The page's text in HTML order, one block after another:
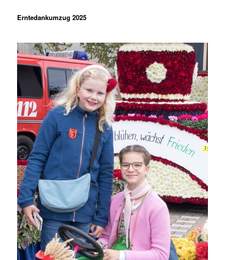
Erntedankumzug 2025